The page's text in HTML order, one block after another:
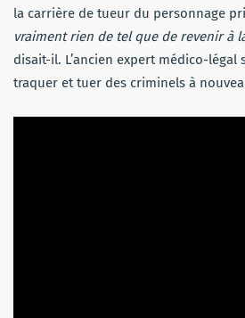
la carrière de tueur du personnage
vraiment rien de tel que de revenir à
disait-il. L’ancien expert médico-légal
traquer et tuer des criminels à